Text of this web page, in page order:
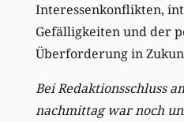
Interessenkonflikten,
Gefälligkeiten und der
Überforderung in
Bei Redaktionsschluss
nachmittag war noch